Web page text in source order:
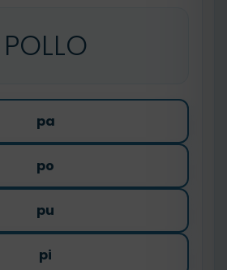
POLLO
pa
po
pu
pi